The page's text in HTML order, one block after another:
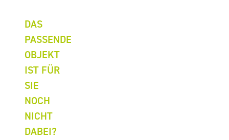
DAS
PASSENDE
OBJEKT
IST FÜR
SIE
NOCH
NICHT
DABEI?